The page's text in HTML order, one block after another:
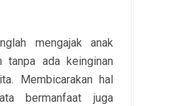
mengajak anak
tanpa ada keinginan
Membicarakan hal
bermanfaat juga